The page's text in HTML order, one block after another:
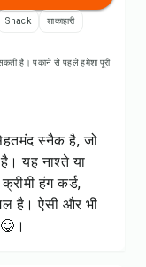
List
Snack शाकाहारी
है। पकाने से पहले हमेशा पूरी
स्नैक है, जो
यह नाश्ते या
हंग कर्ड,
है। ऐसी और भी